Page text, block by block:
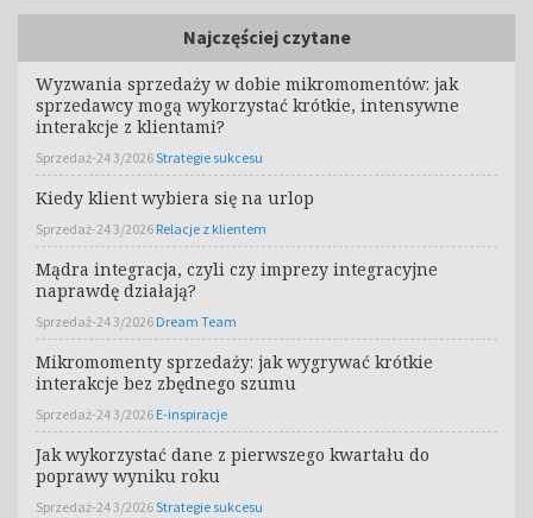
Najczęściej czytane
Wyzwania sprzedaży w dobie mikromomentów: jak
sprzedawcy mogą wykorzystać krótkie, intensywne
interakcje z klientami?
Sprzedaż-24 3/2026Strategie sukcesu
Kiedy klient wybiera się na urlop
Sprzedaż-24 3/2026 Relacje z klientem
Mądra integracja, czyli czy imprezy integracyjne
naprawdę działają?
Sprzedaż-24 3/2026 Dream Team
Mikromomenty sprzedaży: jak wygrywać krótkie
interakcje bez zbędnego szumu
Sprzedaż-24 3/2026 E-inspiracje
Jak wykorzystać dane z pierwszego kwartału do
poprawy wyniku roku
Sprzedaż-24 3/2026Strategie sukcesu